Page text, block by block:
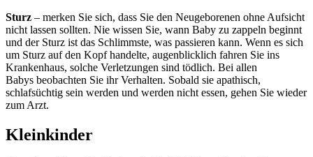
Sturz – merken Sie sich, dass Sie den Neugeborenen ohne Aufsicht
nicht lassen sollten. Nie wissen Sie, wann Baby zu zappeln beginnt
und der Sturz ist das Schlimmste, was passieren kann. Wenn es sich
um Sturz auf den Kopf handelte, augenblicklich fahren Sie ins
Krankenhaus, solche Verletzungen sind tödlich. Bei allen
Babys beobachten Sie ihr Verhalten. Sobald sie apathisch,
schlafsüchtig sein werden und werden nicht essen, gehen Sie wieder
zum Arzt.
Kleinkinder